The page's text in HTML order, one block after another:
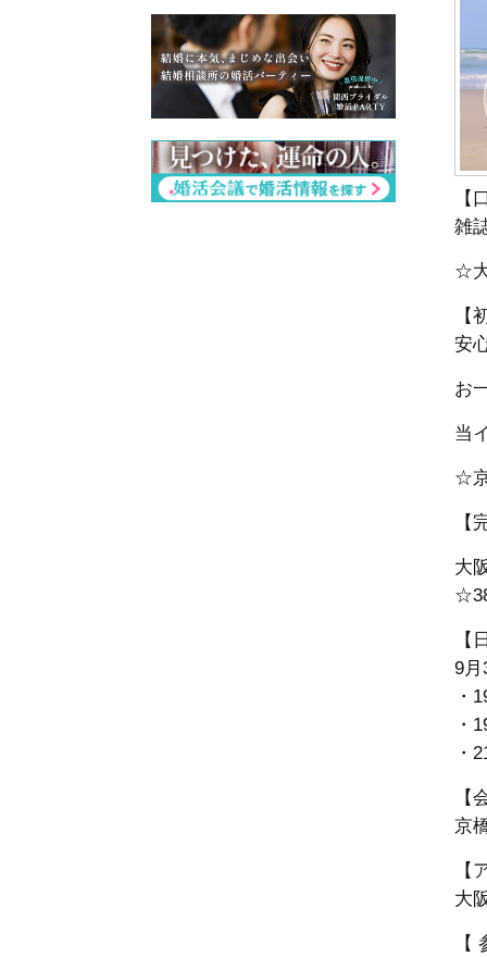
【
雑
☆
【
安
お
当
☆
【
大
【
9
・
・
・
【
京
【
大
【